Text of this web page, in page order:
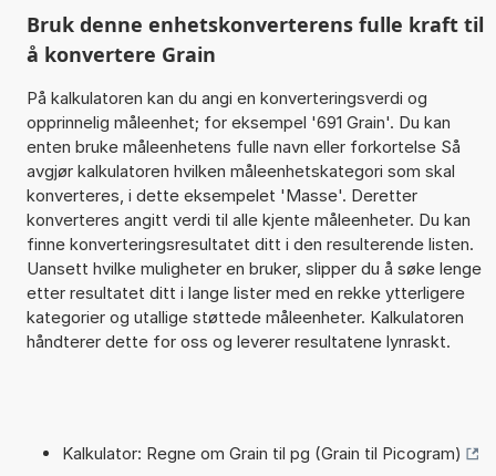
Bruk denne enhetskonverterens fulle kraft til
å konvertere Grain
På kalkulatoren kan du angi en konverteringsverdi og
opprinnelig måleenhet; for eksempel '691 Grain'. Du kan
enten bruke måleenhetens fulle navn eller forkortelse Så
avgjør kalkulatoren hvilken måleenhetskategori som skal
konverteres, i dette eksempelet 'Masse'. Deretter
konverteres angitt verdi til alle kjente måleenheter. Du kan
finne konverteringsresultatet ditt i den resulterende listen.
Uansett hvilke muligheter en bruker, slipper du å søke lenge
etter resultatet ditt i lange lister med en rekke ytterligere
kategorier og utallige støttede måleenheter. Kalkulatoren
håndterer dette for oss og leverer resultatene lynraskt.
Kalkulator: Regne om Grain til pg (Grain til Picogram)